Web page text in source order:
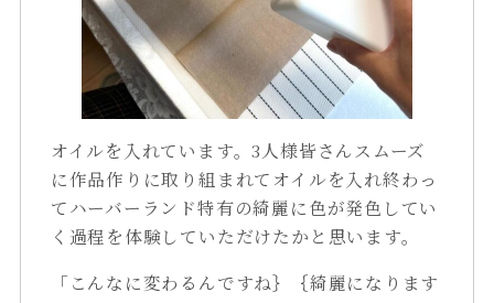
オイルを入れています。3人様皆さんスムーズ
に作品作りに取り組まれてオイルを入れ終わっ
てハーバーランド特有の綺麗に色が発色してい
く過程を体験していただけたかと思います。
「こんなに変わるんですね｝｛綺麗になります